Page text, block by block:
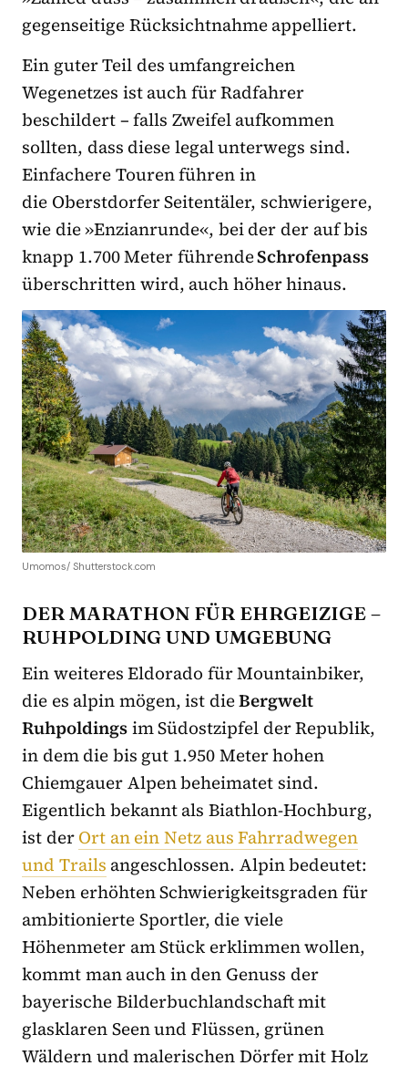
gegenseitige Rücksichtnahme appelliert.
Ein guter Teil des umfangreichen
Wegenetzes ist auch für Radfahrer
beschildert – falls Zweifel aufkommen
sollten, dass diese legal unterwegs sind.
Einfachere Touren führen in
die Oberstdorfer Seitentäler, schwierigere,
wie die »Enzianrunde«, bei der der auf bis
knapp 1.700 Meter führendeSchrofenpass
überschritten wird, auch höher hinaus.
Umomos/ Shutterstock.com
DER MARATHON FÜR EHRGEIZIGE –
RUHPOLDING UND UMGEBUNG
Ein weiteres Eldorado für Mountainbiker,
die es alpin mögen, ist dieBergwelt
Ruhpoldingsim Südostzipfel der Republik,
in dem die bis gut 1.950 Meter hohen
Chiemgauer Alpen beheimatet sind.
Eigentlich bekannt als Biathlon-Hochburg,
ist derOrt an ein Netz aus Fahrradwegen
und Trails angeschlossen. Alpin bedeutet:
Neben erhöhten Schwierigkeitsgraden für
ambitionierte Sportler, die viele
Höhenmeter am Stück erklimmen wollen,
kommt man auch in den Genuss der
bayerische Bilderbuchlandschaft mit
glasklaren Seen und Flüssen, grünen
Wäldern und malerischen Dörfer mit Holz